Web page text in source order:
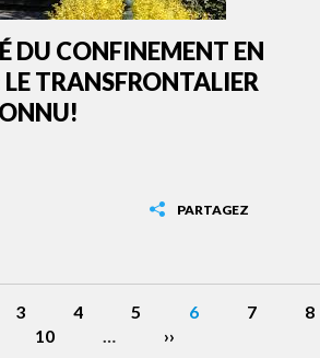
DU CONFINEMENT EN
TRANSFRONTALIER
PARTAGEZ
Page
3 Page
4 Page
5
Page
6 Page
7
8
Page
10 …
Page
››